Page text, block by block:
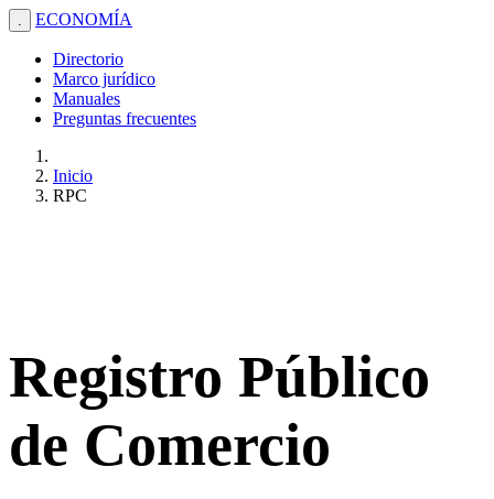
. ECONOMÍA
Directorio
Marco jurídico
Manuales
Preguntas frecuentes
Inicio
RPC
Registro Público
de Comercio